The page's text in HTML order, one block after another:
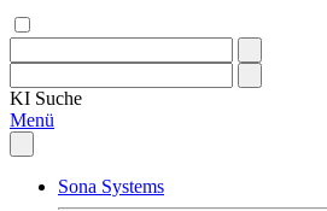
KI Suche
Menü
Sona Systems